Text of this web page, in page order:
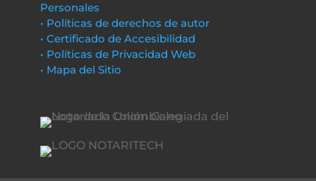
Personales
• Políticas de derechos de autor
• Certificado de Accesibilidad
• Políticas de Privacidad Web
• Mapa del Sitio